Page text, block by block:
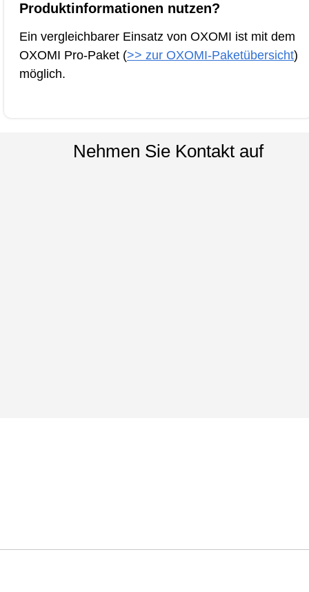
Produktinformationen nutzen?
Ein vergleichbarer Einsatz von OXOMI ist mit dem
OXOMI Pro-Paket (>> zur OXOMI-Paketübersicht)
möglich.
Nehmen Sie Kontakt auf